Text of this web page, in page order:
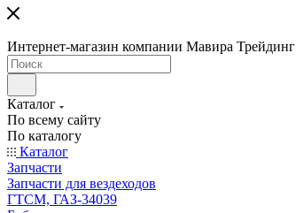
Интернет-магазин компании Мавира Трейдинг
Каталог
По всему сайту
По каталогу
Каталог
Запчасти
Запчасти для вездеходов
ГТСМ, ГАЗ-34039